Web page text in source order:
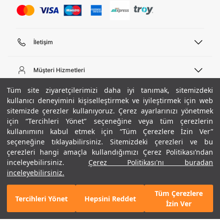
Tüm site ziyaretçilerimizi daha iyi tanımak, sitemizdeki
kullanıcı deneyimini kişiselleştirmek ve iyileştirmek için web
sitemizde çerezler kullanıyoruz. Çerez ayarlarınızı yönetmek
için “Tercihleri Yönet” seçeneğine veya tüm çerezlerin
kullanımını kabul etmek için “Tüm Çerezlere İzin Ver”
seçeneğine tıklayabilirsiniz. Sitemizdeki çerezleri ve bu
çerezleri hangi amaçla kullandığımızı Çerez Politikası’ndan
inceleyebilirsiniz.
Çerez Politikası'nı buradan
inceleyebilirsiniz.
Tercihleri Yönet Hepsini Reddet
Tüm Çerezlere
İzin Ver
Siyah
+ 1 Renk
GELINCE HABER VER
İletişim
444 02 00
Pazartesi - Cuma 09:00 - 18:00
E-posta
bilgi@underarmour.com
Müşteri Hizmetleri
Sipariş Sorgulama
Bize Ulaşın
Teslimat Bilgileri
İşlem Rehberi
İade ve Değişimler
Sıkça Sorulan Sorular
Beden Rehberi
Site Haritası
Hakkımızda
Ticari Bilgiler
Hükümler ve Koşullar
Gizlilik Politikası
Çerez Politikası
Kariyer
ETBİS
UA Sosyal Medya
Instagram
Facebook
Twitter
Popüler Kategoriler
Erkek Basketbol Ayakkabısı
Çocuk Basketbol Ayakkabısı
Erkek Eşofman